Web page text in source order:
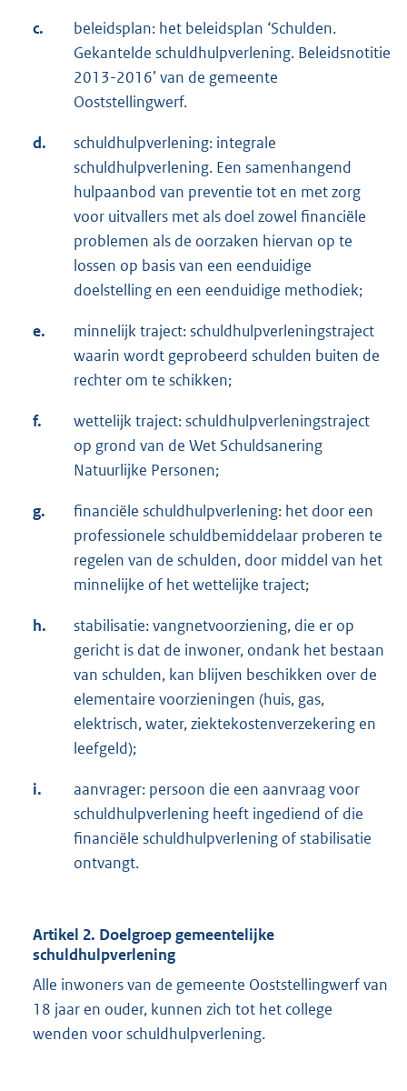
c.
beleidsplan: het beleidsplan ‘Schulden.
Gekantelde schuldhulpverlening. Beleidsnotitie
2013-2016’ van de gemeente
Ooststellingwerf.
d.
schuldhulpverlening: integrale
schuldhulpverlening. Een samenhangend
hulpaanbod van preventie tot en met zorg
voor uitvallers met als doel zowel financiële
problemen als de oorzaken hiervan op te
lossen op basis van een eenduidige
doelstelling en een eenduidige methodiek;
e.
minnelijk traject: schuldhulpverleningstraject
waarin wordt geprobeerd schulden buiten de
rechter om te schikken;
f.
wettelijk traject: schuldhulpverleningstraject
op grond van de Wet Schuldsanering
Natuurlijke Personen;
g.
financiële schuldhulpverlening: het door een
professionele schuldbemiddelaar proberen te
regelen van de schulden, door middel van het
minnelijke of het wettelijke traject;
h.
stabilisatie: vangnetvoorziening, die er op
gericht is dat de inwoner, ondank het bestaan
van schulden, kan blijven beschikken over de
elementaire voorzieningen (huis, gas,
elektrisch, water, ziektekostenverzekering en
leefgeld);
i.
aanvrager: persoon die een aanvraag voor
schuldhulpverlening heeft ingediend of die
financiële schuldhulpverlening of stabilisatie
ontvangt.
Artikel 2. Doelgroep gemeentelijke
schuldhulpverlening
Alle inwoners van de gemeente Ooststellingwerf van
18 jaar en ouder, kunnen zich tot het college
wenden voor schuldhulpverlening.